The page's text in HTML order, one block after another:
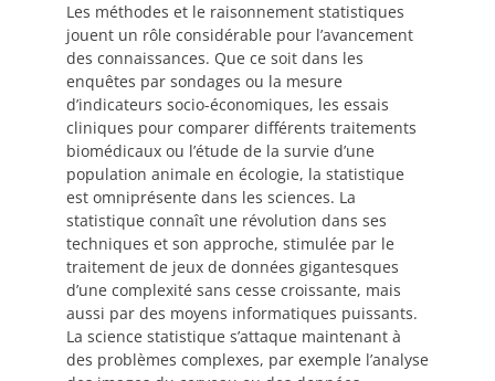
PRIX ET DISTINCTIONS
Recherche
Répertoire
Ressources
Contact
Abonnement à l’infolettre
Les méthodes et le raisonnement statistiques
jouent un rôle considérable pour l’avancement
des connaissances. Que ce soit dans les
enquêtes par sondages ou la mesure
d’indicateurs socio-économiques, les essais
cliniques pour comparer différents traitements
biomédicaux ou l’étude de la survie d’une
population animale en écologie, la statistique
est omniprésente dans les sciences. La
statistique connaît une révolution dans ses
techniques et son approche, stimulée par le
traitement de jeux de données gigantesques
d’une complexité sans cesse croissante, mais
aussi par des moyens informatiques puissants.
La science statistique s’attaque maintenant à
des problèmes complexes, par exemple l’analyse